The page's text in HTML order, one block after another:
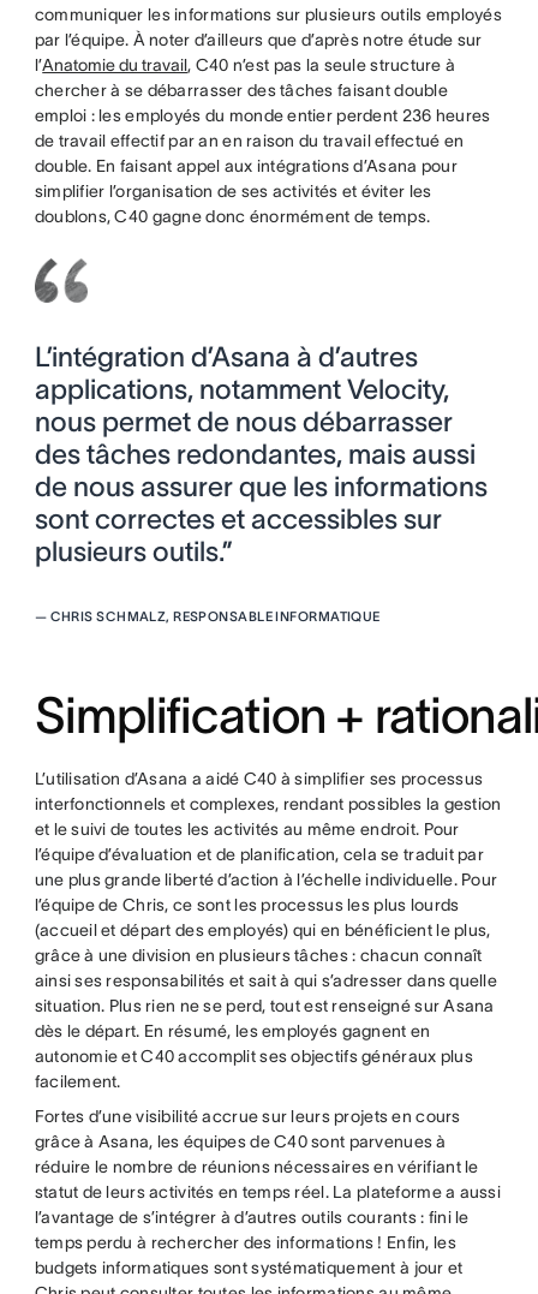
communiquer les informations sur plusieurs outils employés
par l’équipe. À noter d’ailleurs que d’après notre étude sur
l’Anatomie du travail, C40 n’est pas la seule structure à
chercher à se débarrasser des tâches faisant double
emploi : les employés du monde entier perdent 236 heures
de travail effectif par an en raison du travail effectué en
double. En faisant appel aux intégrations d’Asana pour
simplifier l’organisation de ses activités et éviter les
doublons, C40 gagne donc énormément de temps.
L’intégration d’Asana à d’autres
applications, notamment Velocity,
nous permet de nous débarrasser
des tâches redondantes, mais aussi
de nous assurer que les informations
sont correctes et accessibles sur
plusieurs outils.”
— CHRIS SCHMALZ, RESPONSABLE INFORMATIQUE
Simplification +
L’utilisation d’Asana a aidé C40 à simplifier ses processus
interfonctionnels et complexes, rendant possibles la gestion
et le suivi de toutes les activités au même endroit. Pour
l’équipe d’évaluation et de planification, cela se traduit par
une plus grande liberté d’action à l’échelle individuelle. Pour
l’équipe de Chris, ce sont les processus les plus lourds
(accueil et départ des employés) qui en bénéficient le plus,
grâce à une division en plusieurs tâches : chacun connaît
ainsi ses responsabilités et sait à qui s’adresser dans quelle
situation. Plus rien ne se perd, tout est renseigné sur Asana
dès le départ. En résumé, les employés gagnent en
autonomie et C40 accomplit ses objectifs généraux plus
facilement.
Fortes d’une visibilité accrue sur leurs projets en cours
grâce à Asana, les équipes de C40 sont parvenues à
réduire le nombre de réunions nécessaires en vérifiant le
statut de leurs activités en temps réel. La plateforme a aussi
l’avantage de s’intégrer à d’autres outils courants : fini le
temps perdu à rechercher des informations ! Enfin, les
budgets informatiques sont systématiquement à jour et